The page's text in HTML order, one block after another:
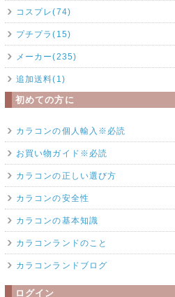
コスプレ(74)
プチプラ(15)
メーカー(235)
追加送料(1)
初めての方に
カラコンの個人輸入※必読
お買い物ガイド※必読
カラコンの正しい選び方
カラコンの安全性
カラコンの基本知識
カラコンランドのこと
カラコンランドブログ
ログイン